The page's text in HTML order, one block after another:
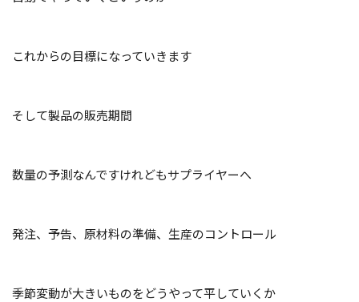
これからの目標になっていきます
そして製品の販売期間
数量の予測なんですけれどもサプライヤーへ
発注、予告、原材料の準備、生産のコントロール
季節変動が大きいものをどうやって平していくか